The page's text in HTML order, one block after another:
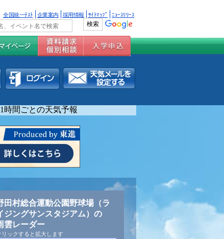
全国統一ﾃｽﾄ 企業案内 採用情報 ｻｲﾄﾏｯﾌﾟ ﾆｭｰｽﾘﾘｰｽ
時間ごとの天気予報
田村総合運動公園野球場（ラ
ジングサンスタジアム）の
雲レーダー
リックすると拡大します